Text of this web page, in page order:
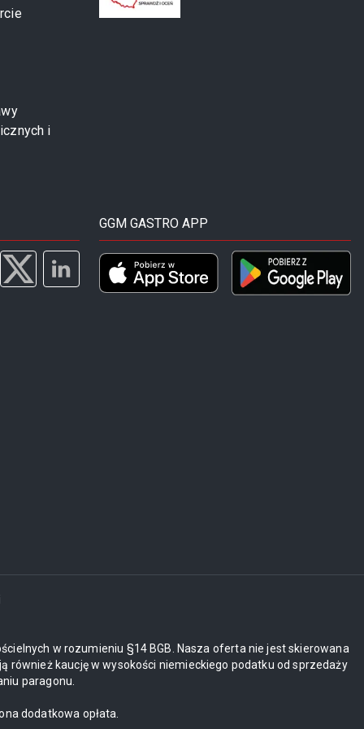
i
GGM GASTRO APP
w rozumieniu §14 BGB. Nasza oferta nie jest skierowana
również kaucję w wysokości niemieckiego podatku od sprzedaży
paragonu.
dodatkowa opłata.